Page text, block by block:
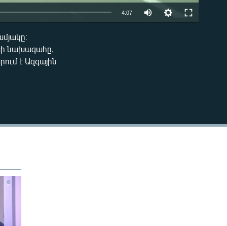
4:07
նախագահը,
է Ազգային